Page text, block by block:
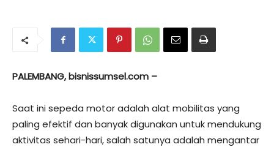
PALEMBANG, bisnissumsel.com –
Saat ini sepeda motor adalah alat mobilitas yang
paling efektif dan banyak digunakan untuk mendukung
aktivitas sehari-hari, salah satunya adalah mengantar